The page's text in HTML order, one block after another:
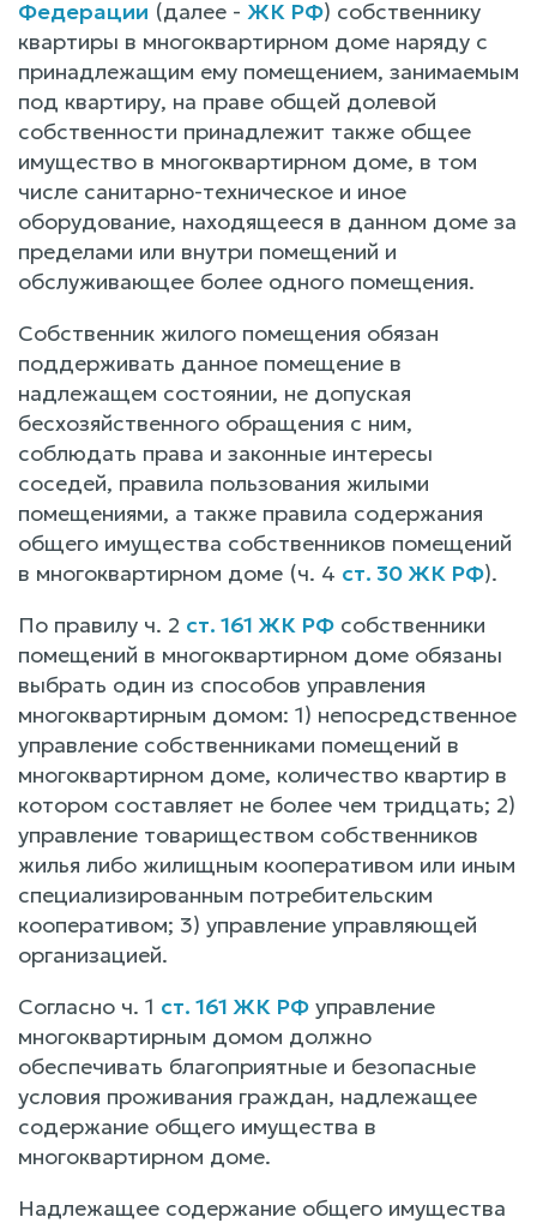
Федерации (далее - ЖК РФ) собственнику
квартиры в многоквартирном доме наряду с
принадлежащим ему помещением, занимаемым
под квартиру, на праве общей долевой
собственности принадлежит также общее
имущество в многоквартирном доме, в том
числе санитарно-техническое и иное
оборудование, находящееся в данном доме за
пределами или внутри помещений и
обслуживающее более одного помещения.
Собственник жилого помещения обязан
поддерживать данное помещение в
надлежащем состоянии, не допуская
бесхозяйственного обращения с ним,
соблюдать права и законные интересы
соседей, правила пользования жилыми
помещениями, а также правила содержания
общего имущества собственников помещений
в многоквартирном доме (ч. 4 ст. 30 ЖК РФ).
По правилу ч. 2 ст. 161 ЖК РФ собственники
помещений в многоквартирном доме обязаны
выбрать один из способов управления
многоквартирным домом: 1) непосредственное
управление собственниками помещений в
многоквартирном доме, количество квартир в
котором составляет не более чем тридцать; 2)
управление товариществом собственников
жилья либо жилищным кооперативом или иным
специализированным потребительским
кооперативом; 3) управление управляющей
организацией.
Согласно ч. 1 ст. 161 ЖК РФ управление
многоквартирным домом должно
обеспечивать благоприятные и безопасные
условия проживания граждан, надлежащее
содержание общего имущества в
многоквартирном доме.
Надлежащее содержание общего имущества